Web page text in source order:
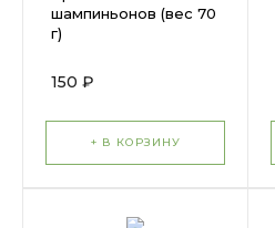
шампиньонов (вес 70
г)
150 ₽
+ В КОРЗИНУ